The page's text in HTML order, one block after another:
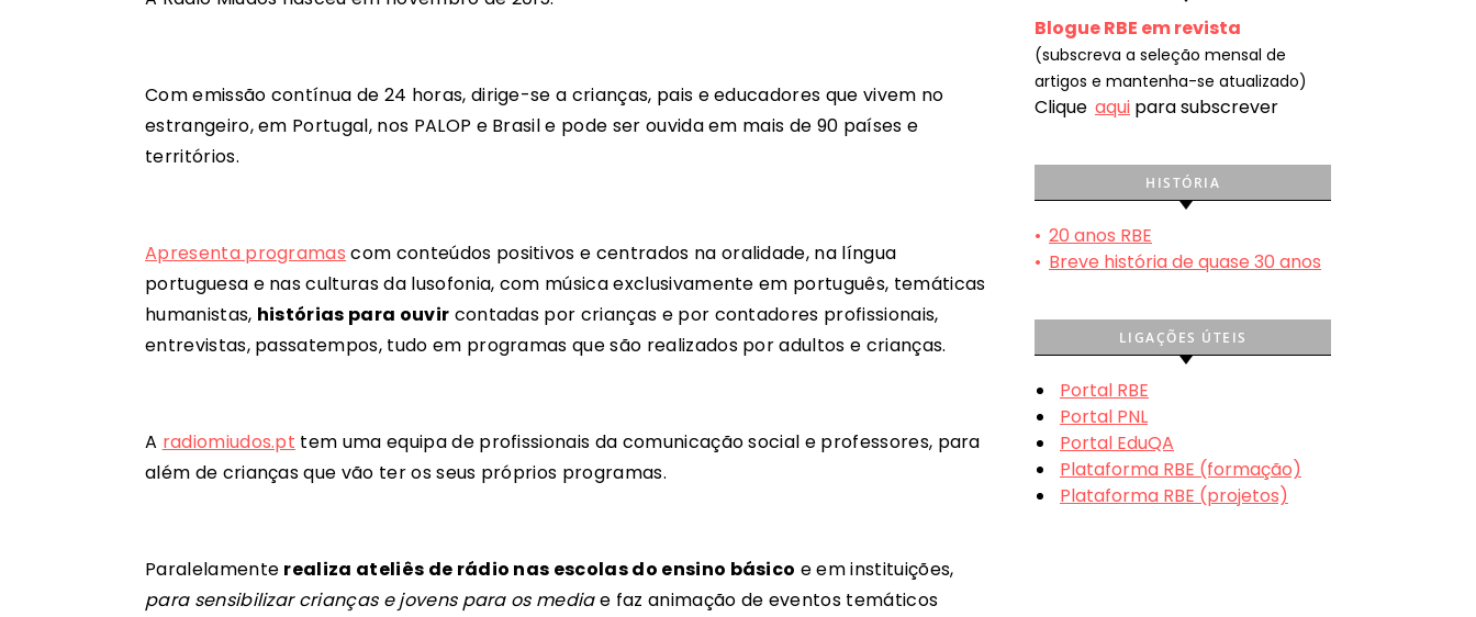
Com emissão contínua de 24 horas, dirige-se a crianças, pais e educadores que vivem no
estrangeiro, em Portugal, nos PALOP e Brasil e pode ser ouvida em mais de 90 países e
territórios.
Apresenta programas com conteúdos positivos e centrados na oralidade, na língua
portuguesa e nas culturas da lusofonia, com música exclusivamente em português, temáticas
humanistas, histórias para ouvir contadas por crianças e por contadores profissionais,
entrevistas, passatempos, tudo em programas que são realizados por adultos e crianças.
A radiomiudos.pt tem uma equipa de profissionais da comunicação social e professores, para
além de crianças que vão ter os seus próprios programas.
Paralelamente realiza ateliês de rádio nas escolas do ensino básico e em instituições,
para sensibilizar crianças e jovens para os mediae faz animação de eventos temáticos
Blogue RBE em revista
(subscreva a seleção mensal de
artigos e mantenha-se atualizado)
Clique aqui para subscrever
HISTÓRIA
• 20 anos RBE
• Breve história de quase 30 anos
LIGAÇÕES ÚTEIS
Portal RBE
Portal PNL
Portal EduQA
Plataforma RBE (formação)
Plataforma RBE (projetos)